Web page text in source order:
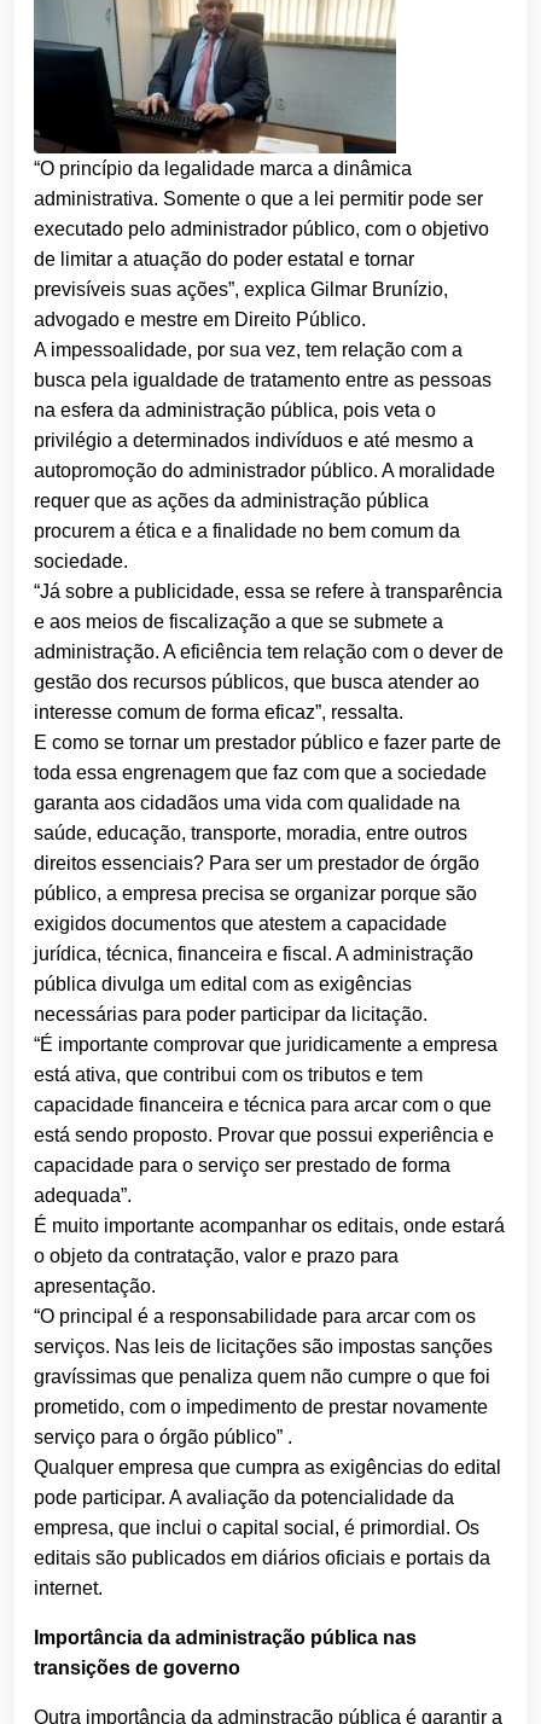
“O princípio da legalidade marca a dinâmica
administrativa. Somente o que a lei permitir pode ser
executado pelo administrador público, com o objetivo
de limitar a atuação do poder estatal e tornar
previsíveis suas ações”, explica Gilmar Brunízio,
advogado e mestre em Direito Público.
A impessoalidade, por sua vez, tem relação com a
busca pela igualdade de tratamento entre as pessoas
na esfera da administração pública, pois veta o
privilégio a determinados indivíduos e até mesmo a
autopromoção do administrador público. A moralidade
requer que as ações da administração pública
procurem a ética e a finalidade no bem comum da
sociedade.
“Já sobre a publicidade, essa se refere à transparência
e aos meios de fiscalização a que se submete a
administração. A eficiência tem relação com o dever de
gestão dos recursos públicos, que busca atender ao
interesse comum de forma eficaz”, ressalta.
E como se tornar um prestador público e fazer parte de
toda essa engrenagem que faz com que a sociedade
garanta aos cidadãos uma vida com qualidade na
saúde, educação, transporte, moradia, entre outros
direitos essenciais? Para ser um prestador de órgão
público, a empresa precisa se organizar porque são
exigidos documentos que atestem a capacidade
jurídica, técnica, financeira e fiscal. A administração
pública divulga um edital com as exigências
necessárias para poder participar da licitação.
“É importante comprovar que juridicamente a empresa
está ativa, que contribui com os tributos e tem
capacidade financeira e técnica para arcar com o que
está sendo proposto. Provar que possui experiência e
capacidade para o serviço ser prestado de forma
adequada”.
É muito importante acompanhar os editais, onde estará
o objeto da contratação, valor e prazo para
apresentação.
“O principal é a responsabilidade para arcar com os
serviços. Nas leis de licitações são impostas sanções
gravíssimas que penaliza quem não cumpre o que foi
prometido, com o impedimento de prestar novamente
serviço para o órgão público” .
Qualquer empresa que cumpra as exigências do edital
pode participar. A avaliação da potencialidade da
empresa, que inclui o capital social, é primordial. Os
editais são publicados em diários oficiais e portais da
internet.
Importância da administração pública nas
transições de governo
Outra importância da adminstração pública é garantir a